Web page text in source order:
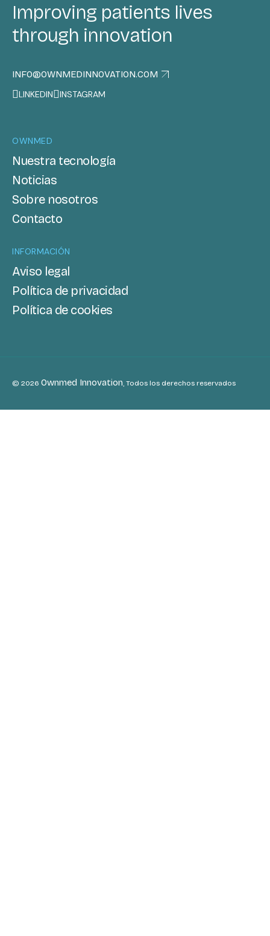
Improving patients lives
through innovation
INFO@OWNMEDINNOVATION.COM
LINKEDIN
INSTAGRAM
OWNMED
Nuestra tecnología
Noticias
Sobre nosotros
Contacto
INFORMACIÓN
Aviso legal
Política de privacidad
Política de cookies
© 2026 Ownmed Innovation, Todos los derechos reservados